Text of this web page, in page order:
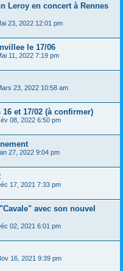
Leroy en concert à Rennes
23, 2022 12:01 pm
le 17/06
11, 2022 7:19 pm
23, 2022 10:58 am
et 17/02 (à confirmer)
08, 2022 6:50 pm
27, 2022 9:04 pm
17, 2021 7:33 pm
avec son nouvel
02, 2021 6:01 pm
16, 2021 9:39 pm